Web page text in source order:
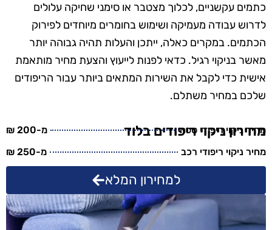
כתמים עקשניים, לכלוך מצטבר או סימני שחיקה עלולים
לדרוש עבודה מעמיקה ושימוש בחומרים מיוחדים לפירוק
הכתמים. במקרים כאלה, ייתכן והעלות תהיה גבוהה יותר
מאשר בניקוי רגיל. כדאי לפנות לייעוץ והצעת מחיר מותאמת
אישית כדי לקבל את השירות המתאים ביותר עבור הריפודים
שלכם במחיר משתלם.
מחירון ניקוי ריפודים בלוד
מחיר ניקוי ריפודי ספה
מ-200 ₪
מחיר ניקוי ריפודי רכב
מ-250 ₪
למחירון המלא